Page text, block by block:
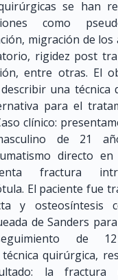
se han
como
migración de los
rigidez post
entre otras. El
una técnica
para el
clínico:
de 21
directo
fractura
El paciente fue
y osteosíntesis
de Sanders para
de 12
quirúrgica,
la fractura